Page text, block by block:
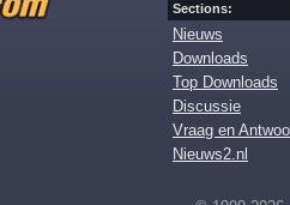
Sections:
Nieuws
Downloads
Top Downloads
Discussie
Vraag en
Nieuws2.nl